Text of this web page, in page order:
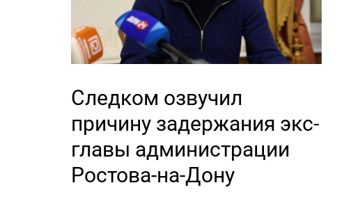
Следком озвучил
причину задержания экс-
главы администрации
Ростова-на-Дону